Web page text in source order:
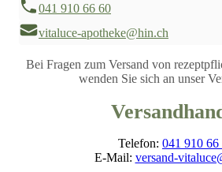
041 910 66 60
vitaluce-apotheke@hin.ch
Bei Fragen zum Versand von
wenden Sie sich an unser
Telefon: 041 910 66
E-Mail: versand-